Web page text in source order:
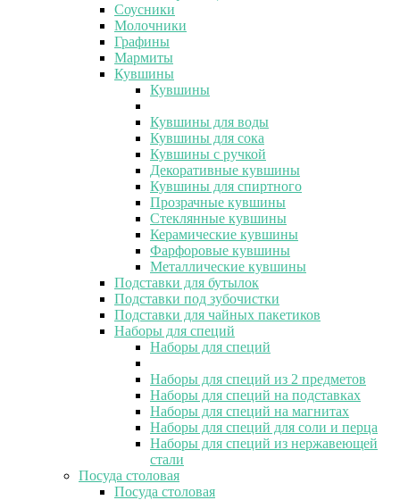
Соусники
Молочники
Графины
Мармиты
Кувшины
Кувшины
Кувшины для воды
Кувшины для сока
Кувшины с ручкой
Декоративные кувшины
Кувшины для спиртного
Прозрачные кувшины
Стеклянные кувшины
Керамические кувшины
Фарфоровые кувшины
Металлические кувшины
Подставки для бутылок
Подставки под зубочистки
Подставки для чайных пакетиков
Наборы для специй
Наборы для специй
Наборы для специй из 2 предметов
Наборы для специй на подставках
Наборы для специй на магнитах
Наборы для специй для соли и перца
Наборы для специй из нержавеющей
стали
Посуда столовая
Посуда столовая